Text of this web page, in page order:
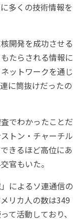
多くの技術情報を
開発を成功させる
たらされる情報に
ットワークを通じ
に筒抜けだったの
でわかったことだ
トン・チャーチル
きるほど高位にあ
官もいた。
によるソ連通信の
リカ人の数は349
て活動しており、